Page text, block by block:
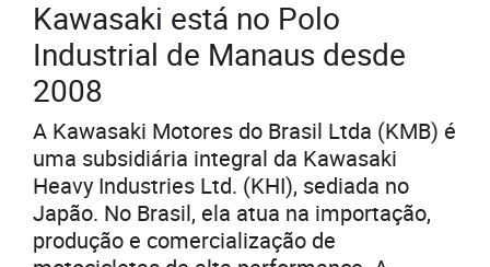
Kawasaki está no Polo
Industrial de Manaus desde
2008
A Kawasaki Motores do Brasil Ltda (KMB) é
uma subsidiária integral da Kawasaki
Heavy Industries Ltd. (KHI), sediada no
Japão. No Brasil, ela atua na importação,
produção e comercialização de